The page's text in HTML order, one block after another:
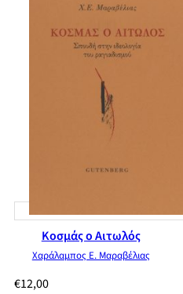
Κοσμάς ο Αιτωλός
Χαράλαμπος Ε. Μαραβέλιας
€12,00